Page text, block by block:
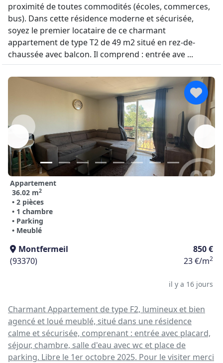
proximité de toutes commodités (écoles, commerces,
bus). Dans cette résidence moderne et sécurisée,
soyez le premier locataire de ce charmant
appartement de type T2 de 49 m2 situé en rez-de-
chaussée avec balcon. Il comprend : entrée ave ...
Appartement
36.02 m2
• 2 pièces
• 1 chambre
• Parking
• Meublé
Montfermeil
850 €
(93370)
23 €/m2
il y a 16 jours
Charmant Appartement de type F2, lumineux et bien
agencé et loué meublé, situé dans une résidence
calme et sécurisée, comprenant : entrée avec placard,
séjour, chambre, salle d'eau avec wc et place de
parking. Libre le 1er octobre 2025. Pour le visiter merci